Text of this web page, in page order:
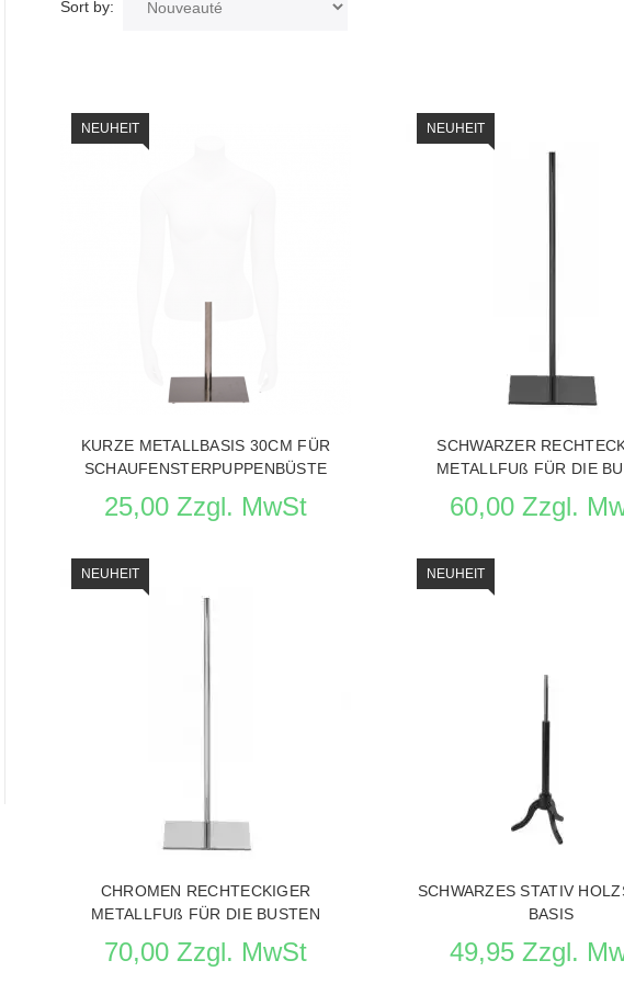
Sort by:
NEUHEIT
KURZE METALLBASIS 30CM FÜR
SCHAUFENSTERPUPPENBÜSTE
25,00 Zzgl. MwSt
NEUHEIT
SCHWARZER
METALLFUß FÜR DIE
60,00 Zzgl.
NEUHEIT
CHROMEN RECHTECKIGER
METALLFUß FÜR DIE BUSTEN
70,00 Zzgl. MwSt
NEUHEIT
SCHWARZES STATIV
BASIS
49,95 Zzgl.